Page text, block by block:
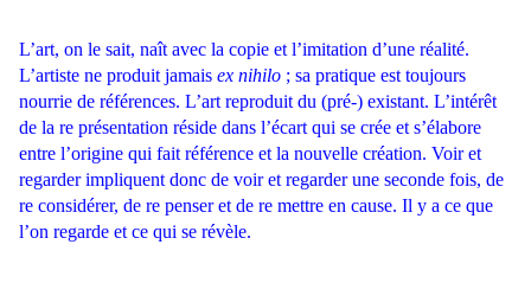
L’art, on le sait, naît avec la copie et l’imitation d’une réalité.
L’artiste ne produit jamais ex nihilo ; sa pratique est toujours
nourrie de références. L’art reproduit du (pré-) existant. L’intérêt
de la re présentation réside dans l’écart qui se crée et s’élabore
entre l’origine qui fait référence et la nouvelle création. Voir et
regarder impliquent donc de voir et regarder une seconde fois, de
re considérer, de re penser et de re mettre en cause. Il y a ce que
l’on regarde et ce qui se révèle.